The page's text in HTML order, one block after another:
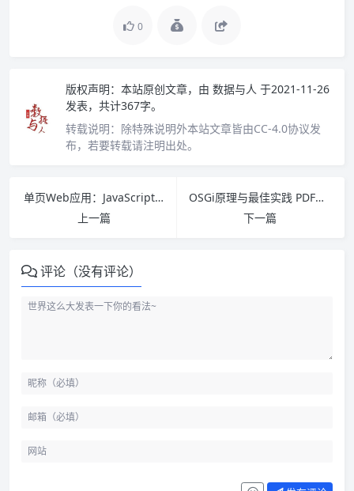
0
版权声明： 本站原创文章，由 数据与人 于2021-11-26
发表，共计367字。
转载说明： 除特殊说明外本站文章皆由CC-4.0协议发
布，若要转载请注明出处。
单页Web应用：JavaScript从前端到后端 PDF下载
上一篇
OSGi原理与最佳实践 PDF下载
下一篇
评论（没有评论）